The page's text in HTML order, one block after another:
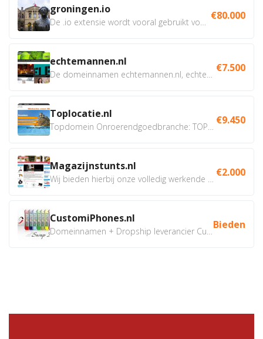
groningen.io €80.000
echtemannen.nl €7.500
Toplocatie.nl €9.450
Magazijnstunts.nl €2.000
CustomiPhones.nl Bieden